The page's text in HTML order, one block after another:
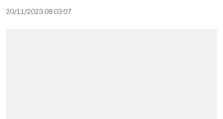
20/11/2023 08:03:07